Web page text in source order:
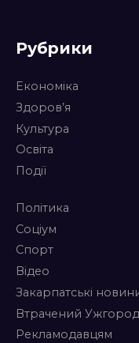
Рубрики
Економіка
Здоров’я
Культура
Освіта
Події
Політика
Соціум
Спорт
Відео
Закарпатські
Втрачений Ужгород
Рекламодавцям